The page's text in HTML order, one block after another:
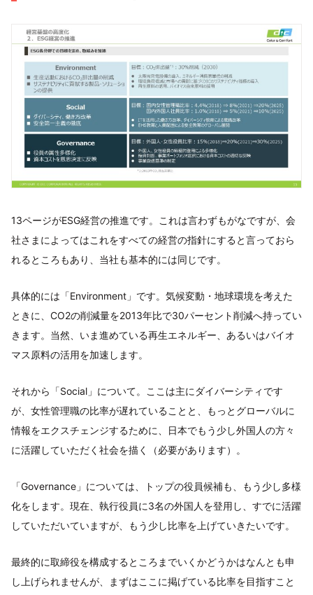
13ページがESG経営の推進です。これは言わずもがなですが、会
社さまによってはこれをすべての経営の指針にすると言っておら
れるところもあり、当社も基本的には同じです。
具体的には「Environment」です。気候変動・地球環境を考えた
ときに、CO2の削減量を2013年比で30パーセント削減へ持ってい
きます。当然、いま進めている再生エネルギー、あるいはバイオ
マス原料の活用を加速します。
それから「Social」について。ここは主にダイバーシティです
が、女性管理職の比率が遅れていることと、もっとグローバルに
情報をエクスチェンジするために、日本でもう少し外国人の方々
に活躍していただく社会を描く（必要があります）。
「Governance」については、トップの役員候補も、もう少し多様
化をします。現在、執行役員に3名の外国人を登用し、すでに活躍
していただいていますが、もう少し比率を上げていきたいです。
最終的に取締役を構成するところまでいくかどうかはなんとも申
し上げられませんが、まずはここに掲げている比率を目指すこと